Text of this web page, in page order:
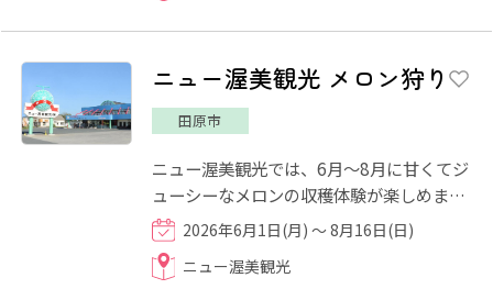
ニュー渥美観光 メロン狩り
田原市
ニュー渥美観光では、6月～8月に甘くてジ
ューシーなメロンの収穫体験が楽しめます
♪ 収穫体験以外にも、冷暖房完備の快適な
屋内で食べ放題を楽しめ...
2026年6月1日(月) ～ 8月16日(日)
ニュー渥美観光